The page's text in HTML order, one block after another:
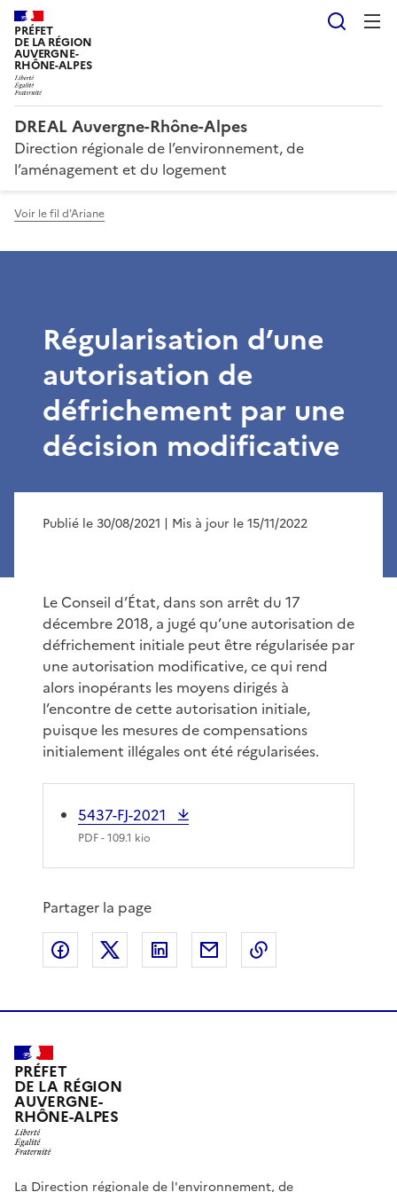
PRÉFET
DE LA RÉGION
AUVERGNE-
RHÔNE-ALPES
DREAL Auvergne-Rhône-Alpes
Direction régionale de l’environnement, de
l’aménagement et du logement
Voir le fil d'Ariane
Régularisation d’une
autorisation de
défrichement par une
décision modificative
Publié le 30/08/2021 | Mis à jour le 15/11/2022
Le Conseil d’État, dans son arrêt du 17
décembre 2018, a jugé qu’une autorisation de
défrichement initiale peut être régularisée par
une autorisation modificative, ce qui rend
alors inopérants les moyens dirigés à
l’encontre de cette autorisation initiale,
puisque les mesures de compensations
initialement illégales ont été régularisées.
5437-FJ-2021
PDF- 109.1 kio
Partager la page
Partager sur Facebook
Partager sur XPartager sur LinkedIn
Partager par email
PRÉFET
DE LA RÉGION
AUVERGNE-
RHÔNE-ALPES
La Direction régionale de l'environnement, de